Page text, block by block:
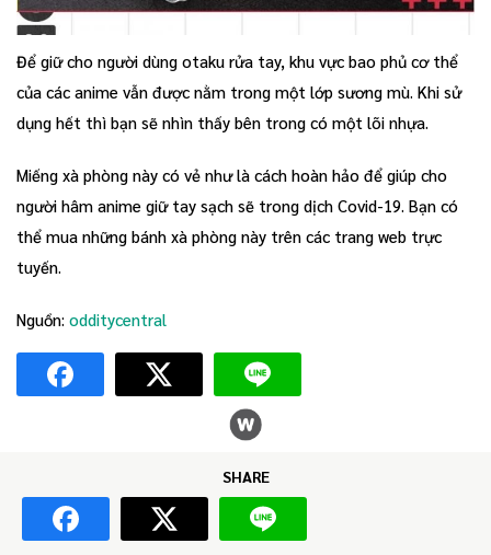
Để giữ cho người dùng otaku rửa tay, khu vực bao phủ cơ thể
của các anime vẫn được nằm trong một lớp sương mù. Khi sử
dụng hết thì bạn sẽ nhìn thấy bên trong có một lõi nhựa.
Miếng xà phòng này có vẻ như là cách hoàn hảo để giúp cho
người hâm anime giữ tay sạch sẽ trong dịch Covid-19. Bạn có
thể mua những bánh xà phòng này trên các trang web trực
tuyến.
Nguồn: odditycentral
SHARE